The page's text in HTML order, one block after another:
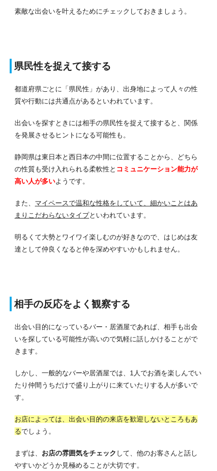
素敵な出会いを叶えるためにチェックしておきましょう。
県民性を捉えて接する
都道府県ごとに「県民性」があり、出身地によって人々の性
質や行動には共通点があるといわれています。
出会いを探すときには相手の県民性を捉えて接すると、関係
を発展させるヒントになる可能性も。
静岡県は東日本と西日本の中間に位置することから、どちら
の性質も受け入れられる柔軟性と コミュニケーション能力が
高い人が多いようです。
また、 マイペースで温和な性格をしていて、細かいことはあ
まりこだわらないタイプといわれています。
明るくて大勢とワイワイ楽しむのが好きなので、はじめは友
達として仲良くなると仲を深めやすいかもしれません。
相手の反応をよく観察する
出会い目的になっているバー・居酒屋であれば、相手も出会
いを探している可能性が高いので気軽に話しかけることがで
きます。
しかし、一般的なバーや居酒屋では、1人でお酒を楽しんでい
たり仲間うちだけで盛り上がりに来ていたりする人が多いで
す。
お店によっては、出会い目的の来店を歓迎しないところもあ
るでしょう。
まずは、 お店の雰囲気をチェック して、他のお客さんと話し
やすいかどうか見極めることが大切です。